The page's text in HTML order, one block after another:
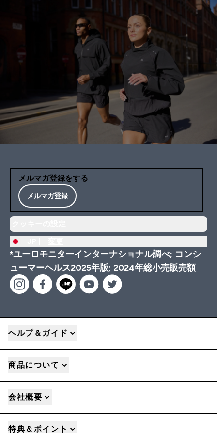
メルマガ登録をする
メルマガ登録
*ユーロモニターインターナショナル調べ; コンシ
ューマーヘルス2025年版; 2024年総小売販売額
ヘルプ＆ガイド
商品について
会社概要
特典＆ポイント